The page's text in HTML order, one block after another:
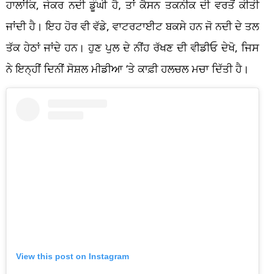
ਹਾਲਾਂਕਿ, ਜੇਕਰ ਨਦੀ ਡੂੰਘੀ ਹੈ, ਤਾਂ ਕੈਸਨ ਤਕਨੀਕ ਦੀ ਵਰਤੋਂ ਕੀਤੀ
ਜਾਂਦੀ ਹੈ। ਇਹ ਹੋਰ ਵੀ ਵੱਡੇ, ਵਾਟਰਟਾਈਟ ਬਕਸੇ ਹਨ ਜੋ ਨਦੀ ਦੇ ਤਲ
ਤੱਕ ਹੇਠਾਂ ਜਾਂਦੇ ਹਨ। ਹੁਣ ਪੁਲ ਦੇ ਨੀਂਹ ਰੱਖਣ ਦੀ ਵੀਡੀਓ ਦੇਖੋ, ਜਿਸ
ਨੇ ਇਨ੍ਹੀਂ ਦਿਨੀਂ ਸੋਸ਼ਲ ਮੀਡੀਆ ‘ਤੇ ਕਾਫ਼ੀ ਹਲਚਲ ਮਚਾ ਦਿੱਤੀ ਹੈ।
View this post on Instagram